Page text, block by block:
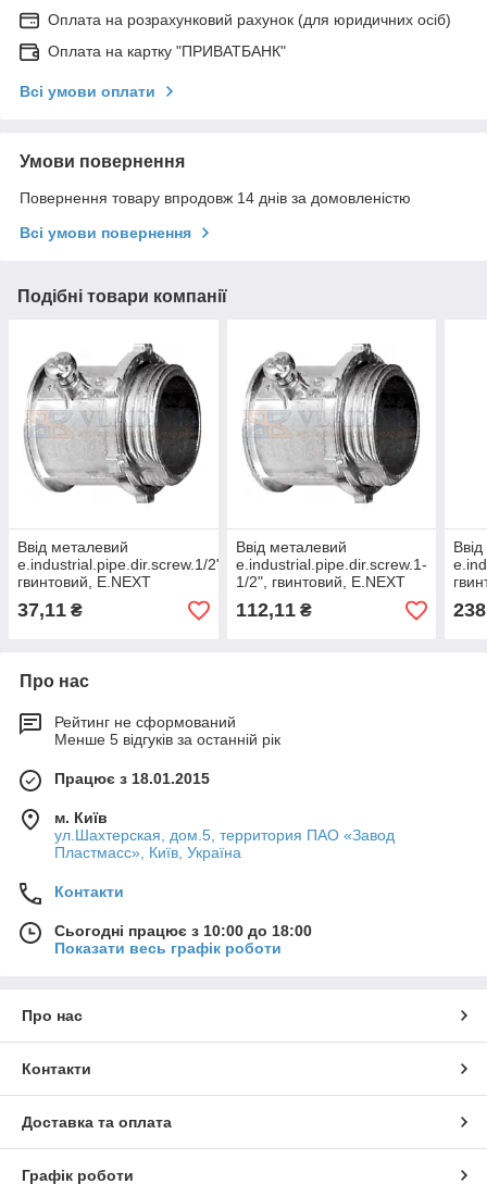
Оплата на розрахунковий рахунок (для юридичних осіб)
Оплата на картку "ПРИВАТБАНК"
Всі умови оплати
Умови повернення
Повернення товару впродовж 14 днів за домовленістю
Всі умови повернення
Подібні товари компанії
Ввід металевий
e.industrial.pipe.dir.screw.1/2",
гвинтовий, E.NEXT
(i0460001)
37,11 ₴
Ввід металевий
e.industrial.pipe.dir.screw.1-
1/2", гвинтовий, E.NEXT
(i0460005)
112,11₴
Про нас
Рейтинг не сформований
Менше 5 відгуків за останній рік
Працює з 18.01.2015
м. Київ
ул.Шахтерская, дом.5, территория ПАО «Завод
Пластмасс», Київ, Україна
Контакти
Сьогодні працює з 10:00 до 18:00
Показати весь графік роботи
Про нас
Контакти
Доставка та оплата
Графік роботи